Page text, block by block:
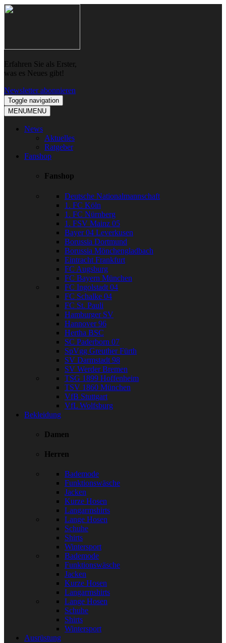
Skip
Skip
Erfahren Sie als Erster,
was es Neues gibt!
Newsletter abonnieren
Toggle navigation
MENUMENU
News
Aktuelles
Ratgeber
Fanshop
Fanshop
Deutsche Nationalmannschaft
1. FC Köln
1. FC Nürnberg
1. FSV Mainz 05
Bayer 04 Leverkusen
Borussia Dortmund
Borussia Mönchengladbach
Eintracht Frankfurt
FC Augsburg
FC Bayern München
FC Ingolstadt 04
FC Schalke 04
FC St. Pauli
Hamburger SV
Hannover 96
Hertha BSC
SC Paderborn 07
SpVgg Greuther Fürth
SV Darmstadt 98
SV Werder Bremen
TSG 1899 Hoffenheim
TSV 1860 München
VfB Stuttgart
VfL Wolfsburg
Bekleidung
Damen
Herren
Bademode
Funktionswäsche
Jacken
Kurze Hosen
Langarmshirts
Lange Hosen
Schuhe
Shirts
Wintersport
Bademode
Funktionswäsche
Jacken
Kurze Hosen
Langarmshirts
Lange Hosen
Schuhe
Shirts
Wintersport
Ausrüstung